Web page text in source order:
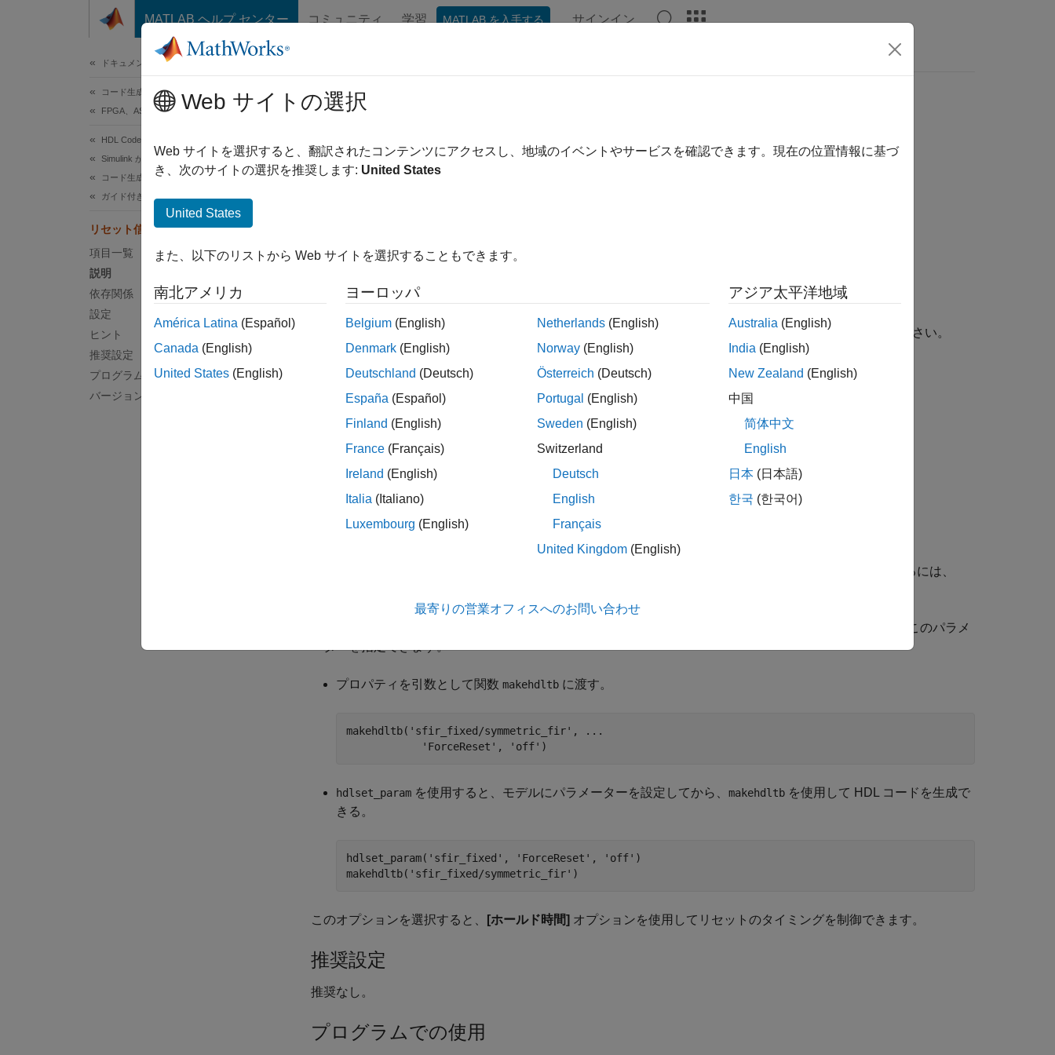
コンテンツへスキップ
MATLAB ヘルプ センター コミュニティ 学習 MATLAB を入手する サインイン
ドキュメンテーションのホーム
コード生成
FPGA、ASIC、および SoC 開発
HDL Coder
Simulink からの HDL コード生成
コード生成
ガイド付きコード生成
リセット信号生成
項目一覧
説明
依存関係
設定
ヒント
推奨設定
プログラムでの使用
バージョン履歴
リセット信号生成
テスト ベンチがリセット入力信号を生成するかどうかを指定する
テスト ベンチがリセット入力信号を生成するかどうかを指定します。
依存関係
このオプションはモデル全体を選択した場合は無効になります。 設定で DUT を選択してください。
設定
(既定の設定) |Off
テストベンチがリセット入力信号を生成します。
ユーザー定義の外部ソースがリセット入力信号を生成します。
を使用します。プロパティの値を表示するには、
サブシステムについて、このパラメ
プロパティを引数として関数 makehdltb に渡す。
makehdltb( 'sfir_fixed/symmetric_fir' ,
...
'ForceReset' , 'off' )
hdlset_param を使用すると、モデルにパラメーターを設定してから、 makehdltb を使用して HDL コードを生成で
きる。
hdlset_param( 'sfir_fixed' , 'ForceReset' , 'off' )
makehdltb( 'sfir_fixed/symmetric_fir' )
このオプションを選択すると、 [ホールド時間] オプションを使用してリセットのタイミングを制御できます。
推奨設定
推奨なし。
プログラムでの使用
Web サイトの選択
Web サイトを選択すると、翻訳されたコンテンツにアクセスし、地域のイベントやサービスを確認できます。現在の位置情報に基づ
き、次のサイトの選択を推奨します: United States
United States
また、以下のリストから Web サイトを選択することもできます。
南北アメリカ
América Latina (Español)
Canada (English)
United States (English)
ヨーロッパ
Belgium (English)
Denmark (English)
Deutschland (Deutsch)
España (Español)
Finland (English)
France (Français)
Ireland (English)
Italia (Italiano)
Luxembourg (English)
Netherlands (English)
Norway (English)
Österreich (Deutsch)
Portugal (English)
Sweden (English)
Switzerland
Deutsch
English
Français
United Kingdom (English)
アジア太平洋地域
Australia (English)
India (English)
New Zealand (English)
中国
简体中文
English
日本 (日本語)
한국 (한국어)
最寄りの営業オフィスへのお問い合わせ